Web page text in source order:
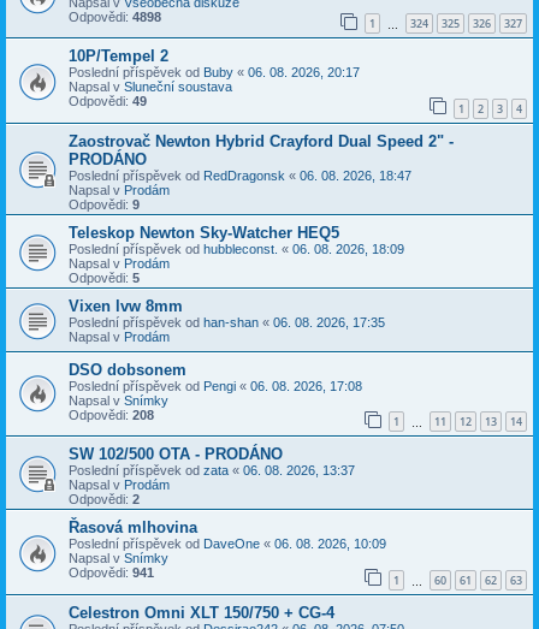
Odpovědi: 4898 1 324 325 326 327
10P/Tempel 2
Poslední příspěvek od Buby « 06. 08. 2026, 20:17
Napsal v Sluneční soustava
Odpovědi: 49 1 2 3 4
Zaostrovač Newton Hybrid Crayford Dual Speed 2" -
PRODÁNO
Poslední příspěvek od RedDragonsk « 06. 08. 2026, 18:47
Napsal v Prodám
Odpovědi: 9
Teleskop Newton Sky-Watcher HEQ5
Poslední příspěvek od hubbleconst. « 06. 08. 2026, 18:09
Napsal v Prodám
Odpovědi: 5
Vixen lvw 8mm
Poslední příspěvek od han-shan « 06. 08. 2026, 17:35
Napsal v Prodám
DSO dobsonem
Poslední příspěvek od Pengi « 06. 08. 2026, 17:08
Napsal v Snímky
Odpovědi: 208 1 11 12 13 14
SW 102/500 OTA - PRODÁNO
Poslední příspěvek od zata « 06. 08. 2026, 13:37
Napsal v Prodám
Odpovědi: 2
Řasová mlhovina
Poslední příspěvek od DaveOne « 06. 08. 2026, 10:09
Napsal v Snímky
Odpovědi: 941 1 60 61 62 63
Celestron Omni XLT 150/750 + CG-4